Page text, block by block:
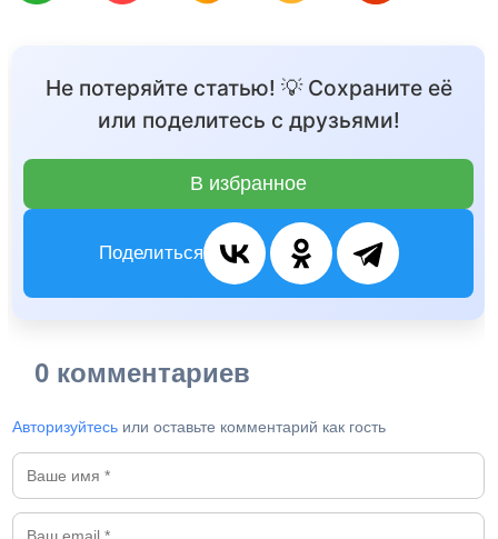
Не потеряйте статью! 💡 Сохраните её
или поделитесь с друзьями!
В избранное
Поделиться
0 комментариев
Авторизуйтесь или оставьте комментарий как гость